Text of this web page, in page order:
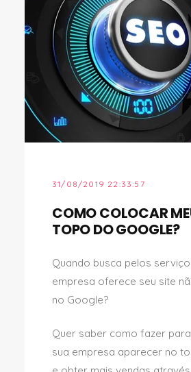
31/08/2019 22:33:57
COMO COLOCAR
TOPO DO GOOGLE?
Quando busca pelos
empresa oferece seu site
no Google?
Quer saber como fazer
sua empresa aparecer no